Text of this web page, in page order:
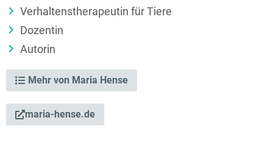
Verhaltenstherapeutin für Tiere
Dozentin
Autorin
Mehr von Maria Hense
maria-hense.de